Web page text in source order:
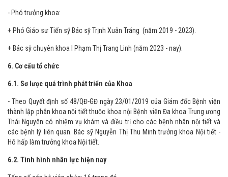
- Phó trưởng khoa:
+ Phó Giáo sư Tiến sỹ Bác sỹ Trịnh Xuân Tráng (năm 2019 - 2023).
+ Bác sỹ chuyên khoa I Phạm Thị Trang Linh (năm 2023 - nay).
6. Cơ cấu tổ chức
6.1. Sơ lược quá trình phát triển của Khoa
- Theo Quyết định số 48/QĐ-GĐ ngày 23/01/2019 của Giám đốc Bệnh viện
thành lập phân khoa nội tiết thuộc khoa nội Bệnh viện Đa khoa Trung ương
Thái Nguyên có nhiệm vụ khám và điều trị cho các bệnh nhân nội tiết và
các bệnh lý liên quan. Bác sỹ Nguyễn Thị Thu Minh trưởng khoa Nội tiết -
Hô hấp làm trưởng khoa Nội tiết.
6.2. Tình hình nhân lực hiện nay